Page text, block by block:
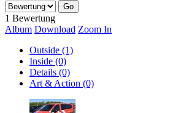
1 Bewertung
Album Download Zoom In
Outside (1)
Inside (0)
Details (0)
Art & Action (0)